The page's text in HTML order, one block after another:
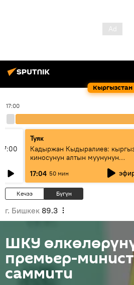
Кыргызстан
17:00
Туяк
Кадыржан Кыдыралиев:
киносунун алтын муунунун
17:04 50 мин
Кечээ Бүгүн
г. Бишкек 89.3
ШКУ
премьер-
саммити